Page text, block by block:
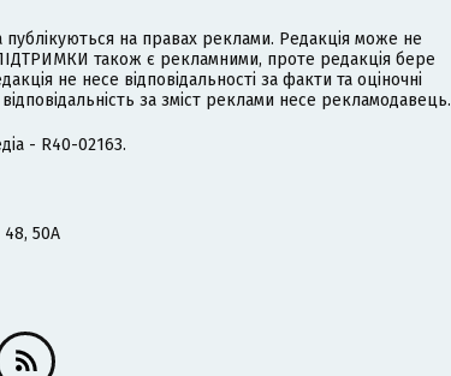
на правах реклами. Редакція може не
також є рекламними, проте редакція бере
не несе відповідальності за факти та оціночні
за зміст реклами несе рекламодавець.
- R40-02163.
48, 50А